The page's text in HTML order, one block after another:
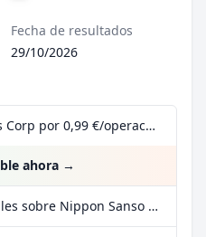
Fecha de resultados
29/10/2026
Nippon Sanso Holdings Corp por 0,99 €/operación, incluido el Dividend Reinvestment Plan
ahora →
Más datos fundamentales sobre Nippon Sanso Holdings Corp en Parqet